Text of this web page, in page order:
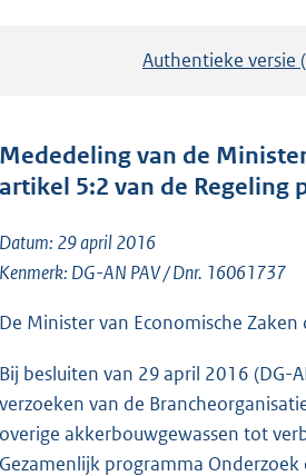
Authentieke versie
Mededeling van de
artikel 5:2 van de Regeling
Datum: 29 april 2016
Kenmerk: DG-AN PAV / Dnr. 16061737
De Minister van Economische
Bij besluiten van 29 april 2016 (DG-
verzoeken van de
overige akkerbouwgewassen tot
Gezamenlijk programma